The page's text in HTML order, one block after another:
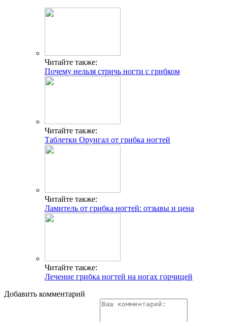
Читайте также:
Почему нельзя стричь ногти с грибком
Читайте также:
Таблетки Орунгал от грибка ногтей
Читайте также:
Ламитель от грибка ногтей: отзывы и цена
Читайте также:
Лечение грибка ногтей на ногах горчицей
Добавить комментарий